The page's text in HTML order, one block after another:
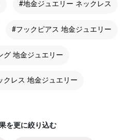
#地金ジュエリー ネックレス
#フックピアス 地金ジュエリー
グ 地金ジュエリー
クレス 地金ジュエリー
を更に絞り込む